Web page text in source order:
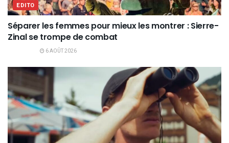
EDITO
Séparer les femmes pour mieux les montrer : Sierre-
Zinal se trompe de combat
6 AOÛT 2026